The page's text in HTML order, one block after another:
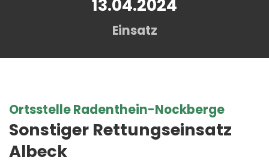
13.04.2024
Einsatz
Ortsstelle Radenthein-Nockberge
Sonstiger Rettungseinsatz
Albeck